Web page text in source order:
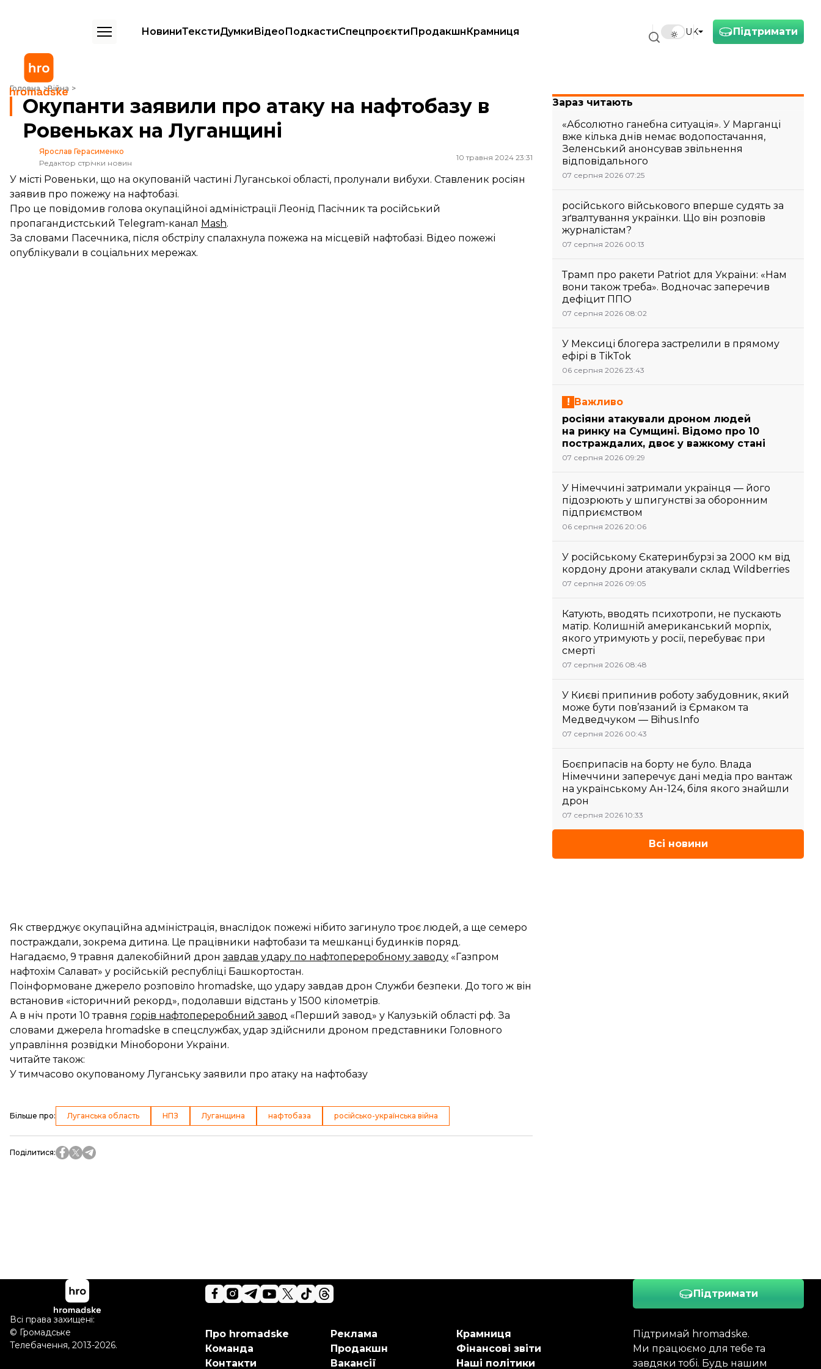
Підтримати
UK
НовиниТекстиДумкиВідеоПодкастиСпецпроєктиПродакшнКрамниця
Головна Війна
Окупанти заявили про атаку на нафтобазу в Ровеньках на Луганщині
Окупанти заявили про атаку на нафтобазу в
Ровеньках на Луганщині
Ярослав Герасименко
Редактор стрічки новин
10 травня 2024 23:31
У місті Ровеньки, що на окупованій частині Луганської області, пролунали вибухи. Ставленик росіян
заявив про пожежу на нафтобазі.
Про це повідомив голова окупаційної адміністрації Леонід Пасічник та російський
пропагандистський Telegram-канал Mash.
За словами Пасечника, після обстрілу спалахнула пожежа на місцевій нафтобазі. Відео пожежі
опублікували в соціальних мережах.
Як стверджує окупаційна адміністрація, внаслідок пожежі нібито загинуло троє людей, а ще семеро
постраждали, зокрема дитина. Це працівники нафтобази та мешканці будинків поряд.
Нагадаємо, 9 травня далекобійний дрон завдав удару по нафтопереробному заводу «Газпром
нафтохім Салават» у російській республіці Башкортостан.
Поінформоване джерело розповіло hromadske, що удару завдав дрон Служби безпеки. До того ж він
встановив «історичний рекорд», подолавши відстань у 1500 кілометрів.
А в ніч проти 10 травня горів нафтопереробний завод «Перший завод» у Калузькій області рф. За
словами джерела hromadske в спецслужбах, удар здійснили дроном представники Головного
управління розвідки Міноборони України.
читайте також:
У тимчасово окупованому Луганську заявили про атаку на нафтобазу
Більше про: Луганська область НПЗ Луганщина нафтобаза російсько-українська війна
Поділитися:
Зараз читають
«Абсолютно ганебна ситуація». У Марганці
вже кілька днів немає водопостачання,
Зеленський анонсував звільнення
відповідального
07 серпня 2026 07:25
російського військового вперше судять за
зґвалтування українки. Що він розповів
журналістам?
07 серпня 2026 00:13
Трамп про ракети Patriot для України: «Нам
вони також треба». Водночас заперечив
дефіцит ППО
07 серпня 2026 08:02
У Мексиці блогера застрелили в прямому
ефірі в TikTok
06 серпня 2026 23:43
Важливо
росіяни атакували дроном людей
на ринку на Сумщині. Відомо про 10
постраждалих, двоє у важкому стані
07 серпня 2026 09:29
У Німеччині затримали українця — його
підозрюють у шпигунстві за оборонним
підприємством
06 серпня 2026 20:06
У російському Єкатеринбурзі за 2000 км від
кордону дрони атакували склад Wildberries
07 серпня 2026 09:05
Катують, вводять психотропи, не пускають
матір. Колишній американський морпіх,
якого утримують у росії, перебуває при
смерті
07 серпня 2026 08:48
У Києві припинив роботу забудовник, який
може бути пов’язаний із Єрмаком та
Медведчуком — Bihus.Info
07 серпня 2026 00:43
Боєприпасів на борту не було. Влада
Німеччини заперечує дані медіа про вантаж
на українському Ан-124, біля якого знайшли
дрон
07 серпня 2026 10:33
Всі новини
Підтримати
Підтримай hromadske.
Ми працюємо для тебе та
завдяки тобі. Будь нашим
Про hromadske
Команда
Контакти
Реклама
Продакшн
Вакансії
Крамниця
Фінансові звіти
Наші політики
Всі права захищені:
© Громадське
Телебачення, 2013-2026.